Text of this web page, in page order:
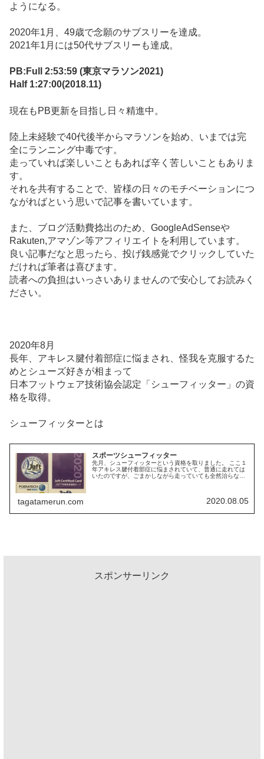
ようになる。
2020年1月、49歳で念願のサブスリーを達成。
2021年1月には50代サブスリーも達成。
PB:Full 2:53:59 (東京マラソン2021)
Half 1:27:00(2018.11)
現在もPB更新を目指し日々精進中。
陸上未経験で40代後半からマラソンを始め、いまでは完
全にランニング中毒です。
走っていれば楽しいこともあれば辛く苦しいこともありま
す。
それを共有することで、皆様の日々のモチベーションにつ
ながればという思いで記事を書いています。
また、ブログ活動費捻出のため、GoogleAdSenseや
Rakuten,アマゾン等アフィリエイトを利用しています。
良い記事だなと思ったら、投げ銭感覚でクリックしていた
だければ筆者は喜びます。
読者への負担はいっさいありませんので安心してお読みく
ださい。
2020年8月
長年、アキレス腱付着部症に悩まされ、怪我を克服するた
めとシューズ好きが相まって
日本フットウェア技術協会認定「シューフィッター」の資
格を取得。
シューフィッターとは
スポーツシューフィッター
先月、シューフィッターという資格を取りました。 ここ１
年アキレス腱付着部症に悩まされていて、普通に走れては
いたのですが、ごまかしながら走っていても全然治らない
ということでモチベーションのあるうちに申し込みしてみ
tagatamerun.com 2020.08.05
スポンサーリンク